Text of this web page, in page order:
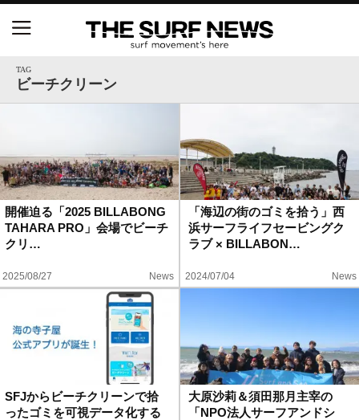
TAG
ビーチクリーン
開催迫る「2025 BILLABONG
TAHARA PRO」会場でビーチ
クリ…
2025/08/27 News
「海辺の街のゴミを拾う」西
浜サーフライフセービングク
ラブ × BILLABON…
2024/07/04 News
SFJからビーチクリーンで拾
ったゴミを可視データ化する
大原沙莉＆須田那月主宰の
「NPO法人サーフアンドシ
S.ONE ショート＆ロング開幕戦・現地リポート（高
橋みなと）
ニュース
試合
ハウツー